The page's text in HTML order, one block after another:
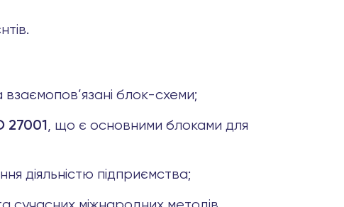
взаємопов’язані блок-схеми;
27001 , що є основними блоками для
діяльністю підприємства;